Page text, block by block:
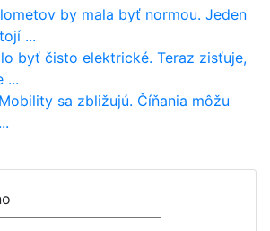
by mala byť normou. Jeden
...
byť čisto elektrické. Teraz zisťuje,
...
sa zbližujú. Číňania môžu